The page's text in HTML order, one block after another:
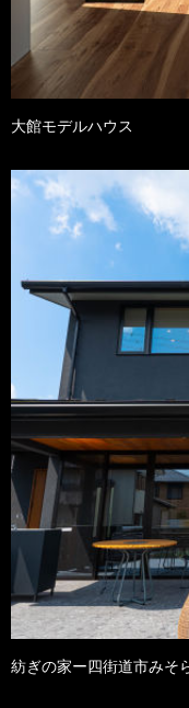
大館モデルハウス
紡ぎの家ー四街道市みそ